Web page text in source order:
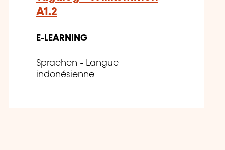
A1.2
E-LEARNING
Sprachen - Langue
indonésienne